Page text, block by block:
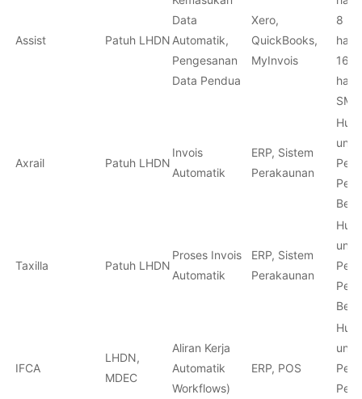
Assist Patuh LHDN
Data
Automatik,
Pengesanan
Data Pendua
Xero,
QuickBooks,
MyInvois
8
16
SME
Axrail Patuh LHDN
Invois
Automatik
ERP, Sistem
Perakaunan
Taxilla Patuh LHDN
Proses Invois
Automatik
ERP, Sistem
Perakaunan
IFCA
LHDN,
MDEC
Aliran Kerja
Automatik
Workflows)
ERP, POS